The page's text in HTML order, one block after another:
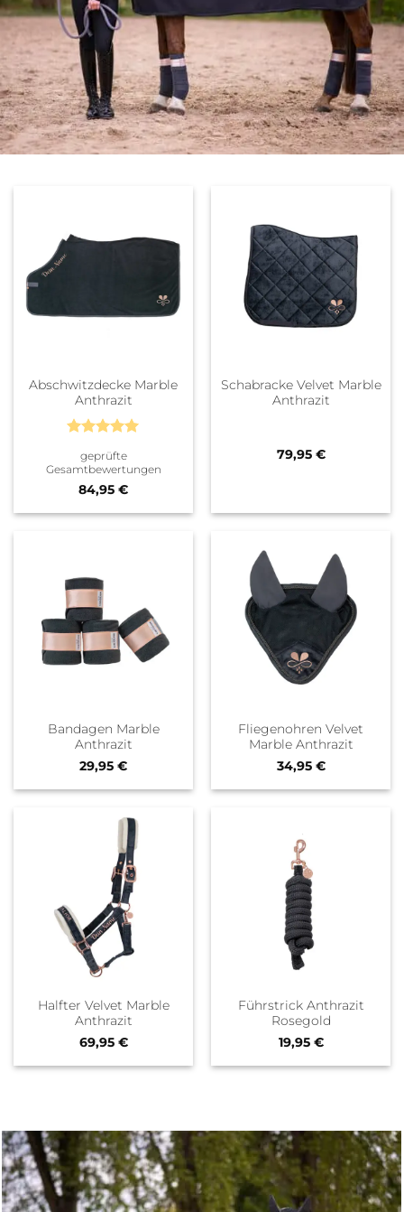
Abschwitzdecke Marble
Anthrazit
mit5von
5
geprüfte
Gesamtbewertungen
84,95 €
Schabracke Velvet Marble
Anthrazit
79,95 €
Bandagen Marble
Anthrazit
29,95 €
Fliegenohren Velvet
Marble Anthrazit
34,95 €
Halfter Velvet Marble
Anthrazit
69,95 €
Führstrick Anthrazit
Rosegold
19,95 €